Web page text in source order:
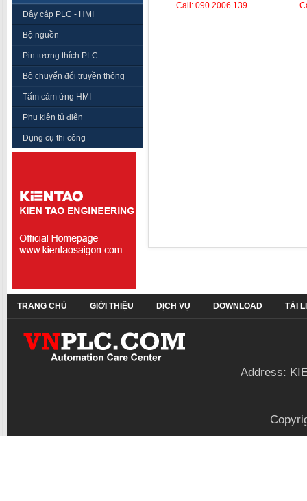
Dây cáp PLC - HMI
Bộ nguồn
Pin tương thích PLC
Bộ chuyển đổi truyền thông
Tấm cảm ứng HMI
Phụ kiện tủ điện
Dụng cụ thi công
Call: 090.2006.139
TRANG CHỦ GIỚI THIỆU DỊCH VỤ DOWNLOAD TÀI
Address: